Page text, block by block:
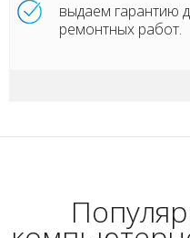
выдаем гарантию
ремонтных работ.